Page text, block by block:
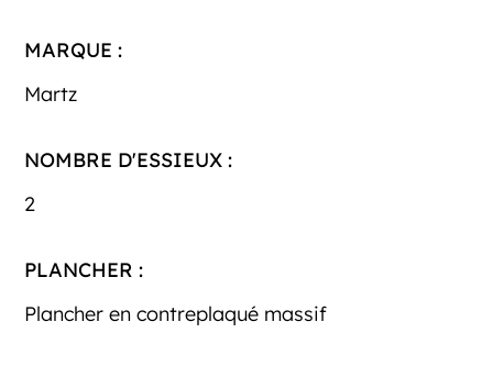
MARQUE :
Martz
NOMBRE D'ESSIEUX :
2
PLANCHER :
Plancher en contreplaqué massif